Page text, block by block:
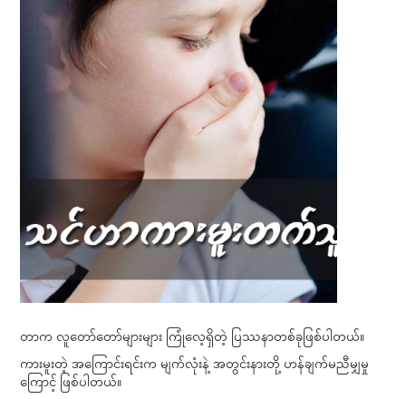
တာက လူတော်တော်များများ ကြုံလေ့ရှိတဲ့ ပြဿနာတစ်ခုဖြစ်ပါတယ်။
ကားမူးတဲ့ အကြောင်းရင်းက မျက်လုံးနဲ့ အတွင်းနားတို့ ဟန်ချက်မညီမျှမှု
ကြောင့် ဖြစ်ပါတယ်။